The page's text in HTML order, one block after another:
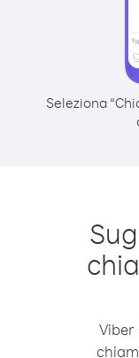
Seleziona
Viber